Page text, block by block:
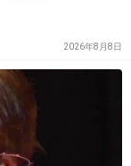
かと思った
2026年8月8日